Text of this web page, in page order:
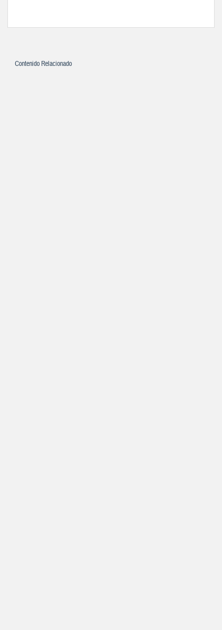
Contenido Relacionado